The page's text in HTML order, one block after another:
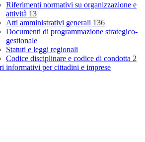
Riferimenti normativi su organizzazione e
attività 13
Atti amministrativi generali 136
Documenti di programmazione strategico-
gestionale
Statuti e leggi regionali
Codice disciplinare e codice di condotta 2
informativi per cittadini e imprese